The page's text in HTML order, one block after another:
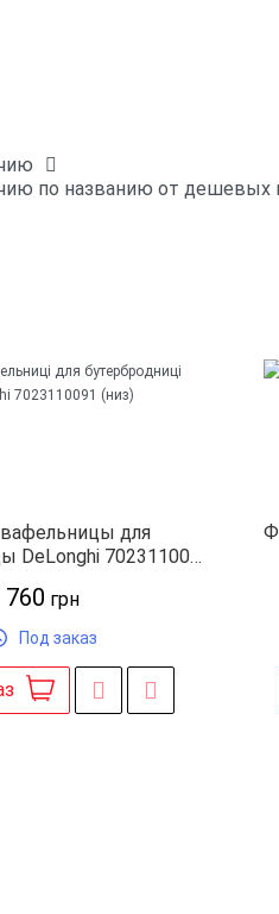
по названию от дешевых
для
DeLonghi 7023110091
760 грн
Под заказ